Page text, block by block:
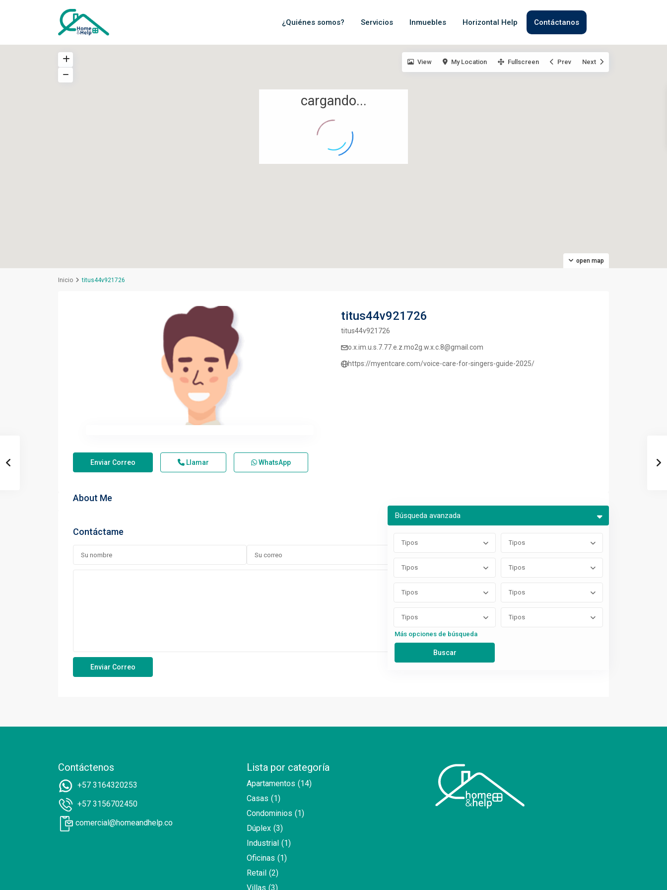
¿Quiénes somos? Servicios Inmuebles Horizontal Help Contáctanos
cargando...
open map
View My Location Fullscreen Prev Next
Búsqueda avanzada
Tipos Tipos
Tipos Tipos
Tipos Tipos
Tipos Tipos
Más opciones de búsqueda
Inicio titus44v921726
titus44v921726
titus44v921726
o.x.im.u.s.7.77.e.z.mo2g.w.x.c.8@gmail.com
https://myentcare.com/voice-care-for-singers-guide-2025/
Enviar Correo Llamar WhatsApp
About Me
Contáctame
Contáctenos
+57 3164320253
+57 3156702450
comercial@homeandhelp.co
Lista por categoría
Apartamentos (14)
Casas (1)
Condominios (1)
Dúplex (3)
Industrial (1)
Oficinas (1)
Retail (2)
Villas (3)